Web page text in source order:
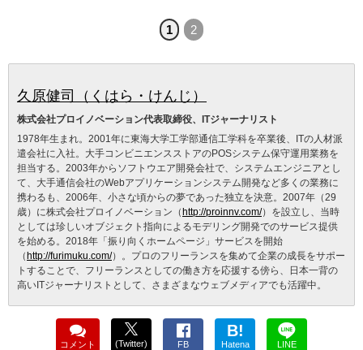
1 2
久原健司（くはら・けんじ）
株式会社プロイノベーション代表取締役、ITジャーナリスト
1978年生まれ。2001年に東海大学工学部通信工学科を卒業後、ITの人材派
遣会社に入社。大手コンビニエンスストアのPOSシステム保守運用業務を
担当する。2003年からソフトウエア開発会社で、システムエンジニアとし
て、大手通信会社のWebアプリケーションシステム開発など多くの業務に
携わるも、2006年、小さな頃からの夢であった独立を決意。2007年（29
歳）に株式会社プロイノベーション（http://proinnv.com/）を設立し、当時
としては珍しいオブジェクト指向によるモデリング開発でのサービス提供
を始める。2018年「振り向くホームページ」サービスを開始
（http://furimuku.com/）。プロのフリーランスを集めて企業の成長をサポー
トすることで、フリーランスとしての働き方を応援する傍ら、日本一背の
高いITジャーナリストとして、さまざまなウェブメディアでも活躍中。
コメント (Twitter) FB
B!
Hatena LINE